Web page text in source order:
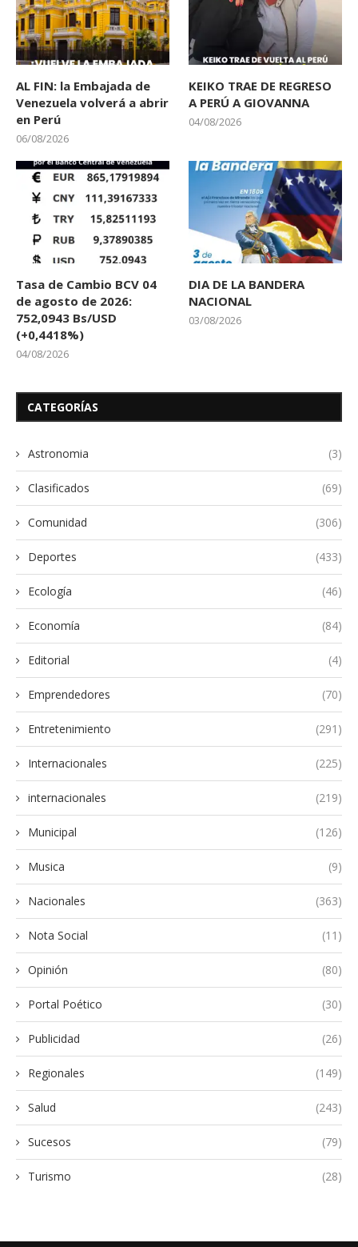
AL FIN: la Embajada de
Venezuela volverá a abrir
en Perú
06/08/2026
KEIKO TRAE DE REGRESO
A PERÚ A GIOVANNA
04/08/2026
Tasa de Cambio BCV 04
de agosto de 2026:
752,0943 Bs/USD
(+0,4418%)
04/08/2026
DIA DE LA BANDERA
NACIONAL
03/08/2026
CATEGORÍAS
Astronomia (3)
Clasificados (69)
Comunidad (306)
Deportes (433)
Ecología (46)
Economía (84)
Editorial (4)
Emprendedores (70)
Entretenimiento (291)
Internacionales (225)
internacionales (219)
Municipal (126)
Musica (9)
Nacionales (363)
Nota Social (11)
Opinión (80)
Portal Poético (30)
Publicidad (26)
Regionales (149)
Salud (243)
Sucesos (79)
Turismo (28)